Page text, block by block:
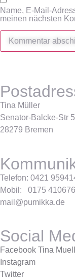
Name, E-Mail-
meinen nächsten
Tina Müller
Senator-Balcke-Str
28279 Bremen
Telefon: 0421
Mobil: 0175
mail@pumikka.de
Social
Facebook Tina
Instagram
Twitter